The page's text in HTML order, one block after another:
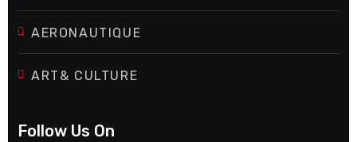
AERONAUTIQUE
ART& CULTURE
Follow Us On